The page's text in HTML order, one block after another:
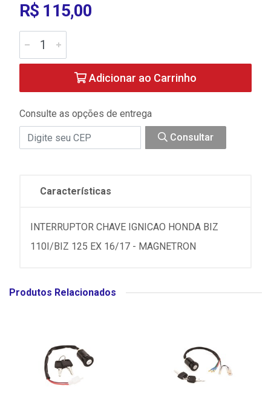
R$ 115,00
Adicionar ao Carrinho
Consulte as opções de entrega
Consultar
Características
INTERRUPTOR CHAVE IGNICAO HONDA BIZ
110I/BIZ 125 EX 16/17 - MAGNETRON
Produtos Relacionados